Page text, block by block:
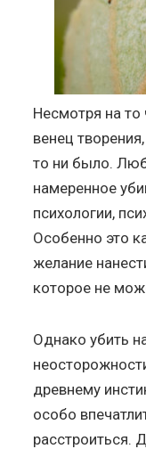
Несмотря на
венец
то ни было.
намеренное
психологии,
Особенно это
желание
которое не
Однако убить
древнему
особо
расстроиться.